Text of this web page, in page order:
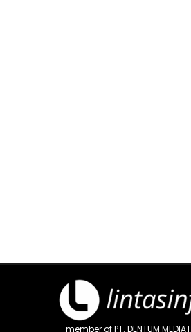
member of PT. DENTUM